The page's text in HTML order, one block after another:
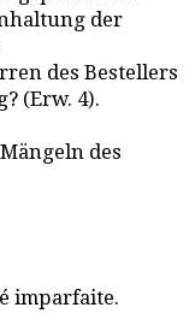
der
des Bestellers
(Erw. 4).
des
imparfaite.